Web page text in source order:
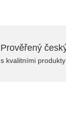
Prověřený
s kvalitními produkty